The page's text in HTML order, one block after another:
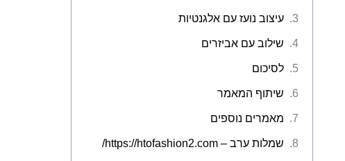
עיצוב נועז עם אלגנטיות
שילוב עם אביזרים
לסיכום
שיתוף המאמר
מאמרים נוספים
שמלות ערב – https://htofashion2.com/